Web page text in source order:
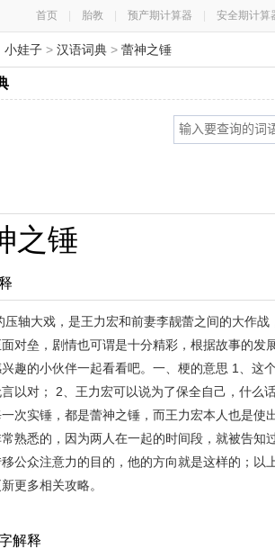
首页 胎教 预产期计算器 安全期计算
小娃子 > 汉语词典 > 蕾神之锤
之锤
压轴大戏，是王力宏和前妻李靓蕾之间的大作
对垒，剧情也可谓是十分精彩，根据故事的发
趣的小伙伴一起看看吧。一、梗的意思 1、这
以对； 2、王力宏可以说为了保全自己，什么
次实锤，都是蕾神之锤，而王力宏本人也是
熟悉的，因为两人在一起的时间段，就被告知
移公众注意力的目的，他的方向就是这样的；
更多相关攻略。
解释